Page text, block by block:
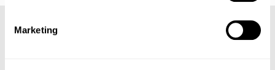
Marketing
COMPLETA TU LOOK